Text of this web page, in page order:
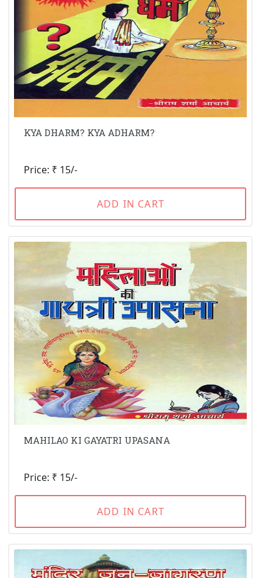
KYA DHARM? KYA ADHARM?
Price: ₹ 15/-
ADD IN CART
MAHILAO KI GAYATRI UPASANA
Price: ₹ 15/-
ADD IN CART